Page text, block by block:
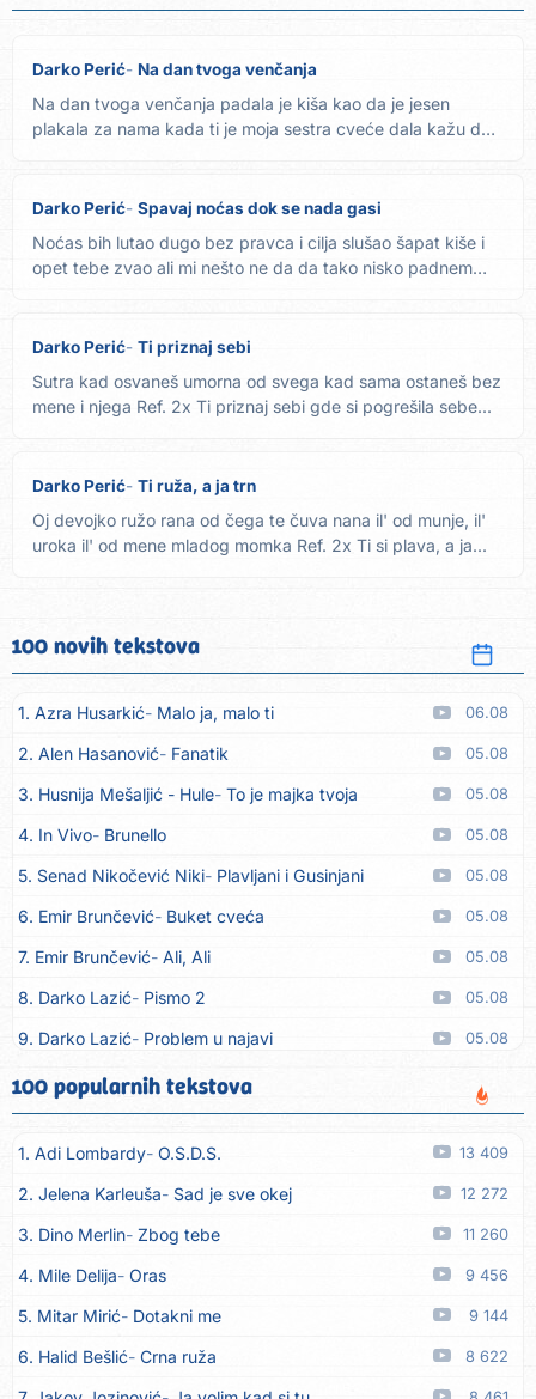
Darko Perić Na dan tvoga venčanja
Na dan tvoga venčanja padala je kiša kao da je jesen
plakala za nama kada ti je moja sestra cveće dala kažu da
Darko Perić Spavaj noćas dok se nada gasi
Noćas bih lutao dugo bez pravca i cilja slušao šapat kiše i
opet tebe zvao ali mi nešto ne da da tako nisko padnem
Darko Perić Ti priznaj sebi
Sutra kad osvaneš umorna od svega kad sama ostaneš bez
mene i njega Ref. 2x Ti priznaj sebi gde si pogrešila sebe...
Darko Perić Ti ruža, a ja trn
Oj devojko ružo rana od čega te čuva nana il' od munje, il'
uroka il' od mene mladog momka Ref. 2x Ti si plava, a ja...
100 novih tekstova
1. Azra Husarkić Malo ja, malo ti 06.08
2. Alen Hasanović Fanatik 05.08
3. Husnija Mešaljić - Hule To je majka tvoja 05.08
4. In Vivo Brunello 05.08
5. Senad Nikočević Niki Plavljani i Gusinjani 05.08
6. Emir Brunčević Buket cveća 05.08
7. Emir Brunčević Ali, Ali 05.08
8. Darko Lazić Pismo 2 05.08
9. Darko Lazić Problem u najavi 05.08
10. Aleksandra Đuranović Kao zver
11. Meliha Imširović Čujem mili 05.08
12. Tereza Kesovija Prvi cvijet 05.08
13. Kopito Ka´ list ol kaduje (Poput lista od kadulje) 05.08
14. Alen Polić Rožica črljena 05.08
15. Oliver Dragojević 05.08
16. Klapa Kaše Dubrovnik 05.08
17. Grupa Makedonija Ima edna moma 05.08
100 popularnih tekstova
1. Adi Lombardy O.S.D.S. 13 409
2. Jelena Karleuša Sad je sve okej 12 272
3. Dino Merlin Zbog tebe 11 260
4. Mile Delija Oras 9 456
5. Mitar Mirić Dotakni me 9 144
6. Halid Bešlić Crna ruža 8 622